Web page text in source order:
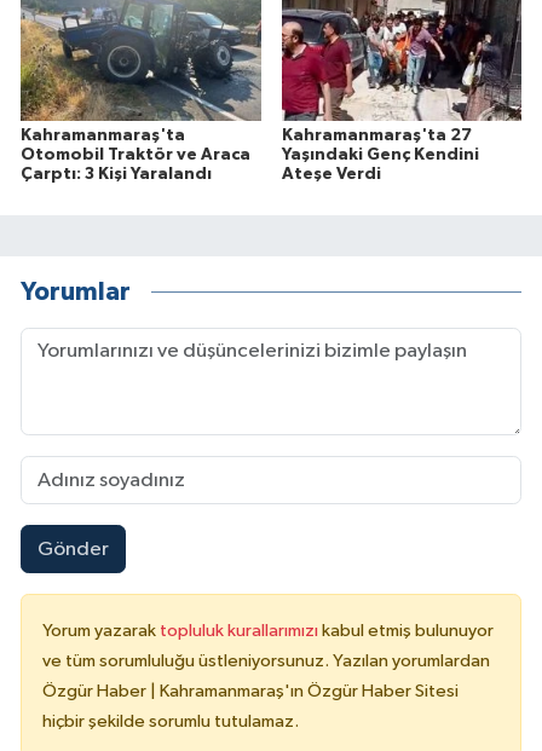
Kahramanmaraş'ta
Otomobil Traktör ve Araca
Çarptı: 3 Kişi Yaralandı
Kahramanmaraş'ta 27
Yaşındaki Genç Kendini
Ateşe Verdi
Yorumlar
Gönder
Yorum yazarak topluluk kurallarımızı kabul etmiş bulunuyor
ve tüm sorumluluğu üstleniyorsunuz. Yazılan yorumlardan
Özgür Haber | Kahramanmaraş'ın Özgür Haber Sitesi
hiçbir şekilde sorumlu tutulamaz.